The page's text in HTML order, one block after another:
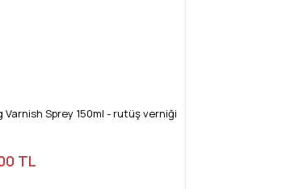
Sprey 150ml - rutüş verniği
TL